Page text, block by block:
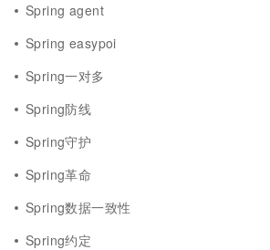
Spring agent
Spring easypoi
Spring一对多
Spring防线
Spring守护
Spring革命
Spring数据一致性
Spring约定